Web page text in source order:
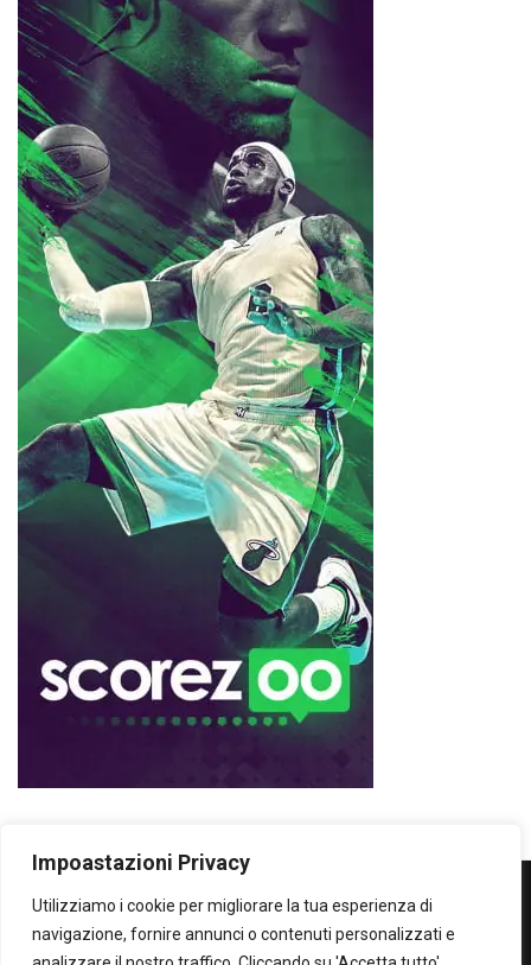
Impoastazioni Privacy
Utilizziamo i cookie per migliorare la tua esperienza di
navigazione, fornire annunci o contenuti personalizzati e
WOWOWOW